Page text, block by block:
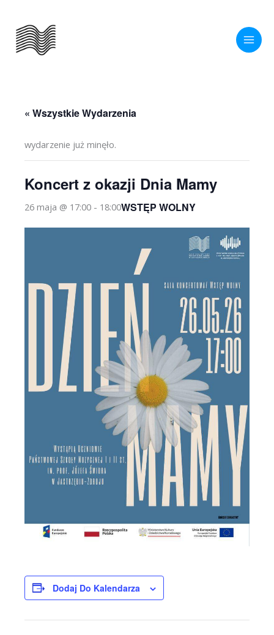
treści
« Wszystkie Wydarzenia
wydarzenie już minęło.
Koncert z okazji Dnia Mamy
26 maja @ 17:00 - 18:00WSTĘP WOLNY
Dodaj Do Kalendarza